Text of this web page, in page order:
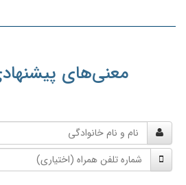
معنی‌های
و
نام
خانوادگی
شماره
تلفن